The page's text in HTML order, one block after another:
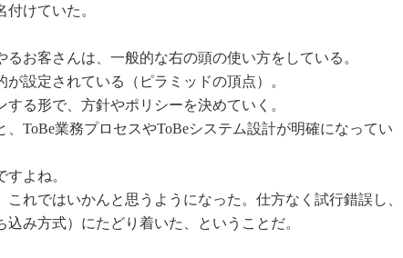
付けていた。
お客さんは、一般的な右の頭の使い方をしている。
設定されている（ピラミッドの頂点）。
る形で、方針やポリシーを決めていく。
、ToBe業務プロセスやToBeシステム設計が明確になってい
よね。
れではいかんと思うようになった。仕方なく試行錯誤し、
み方式）にたどり着いた、ということだ。